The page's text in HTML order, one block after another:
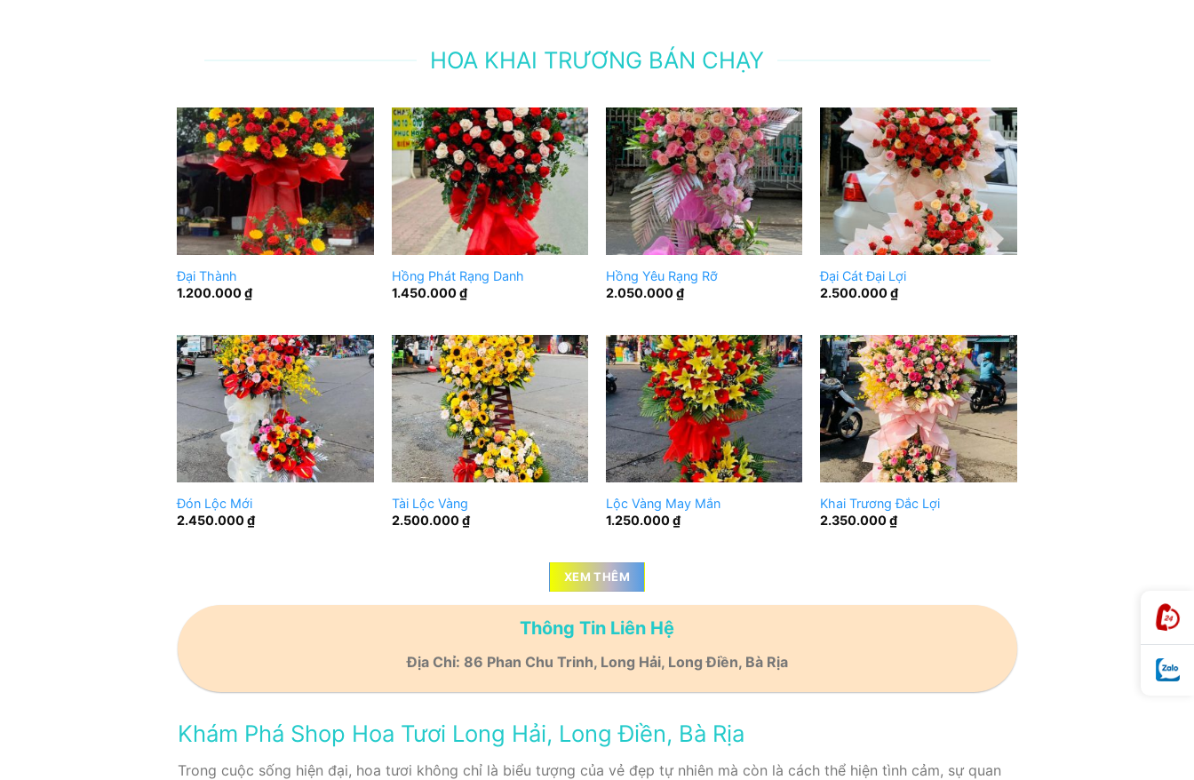
HOA KHAI TRƯƠNG BÁN CHẠY
Đại Thành
1.200.000₫
Hồng Phát Rạng Danh
1.450.000₫
Hồng Yêu Rạng Rỡ
2.050.000₫
Đại Cát Đại Lợi
2.500.000₫
Đón Lộc Mới
2.450.000₫
Tài Lộc Vàng
2.500.000₫
Lộc Vàng May Mắn
1.250.000₫
Khai Trương Đắc Lợi
2.350.000₫
XEM THÊM
Thông Tin Liên Hệ
Địa Chỉ: 86 Phan Chu Trinh, Long Hải, Long Điền, Bà Rịa
Khám Phá Shop Hoa Tươi Long Hải, Long Điền, Bà Rịa
Trong cuộc sống hiện đại, hoa tươi không chỉ là biểu tượng của vẻ đẹp tự nhiên mà còn là cách thể hiện tình cảm, sự quan